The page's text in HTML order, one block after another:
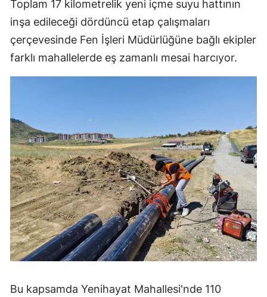
Malatya
Manisa
Kahramanmaraş
Muş
Nevşehir
Niğde
Ordu
Rize
Sakarya
Samsun
Toplam 17 kilometrelik yeni içme suyu hattının
inşa edileceği dördüncü etap çalışmaları
çerçevesinde Fen İşleri Müdürlüğüne bağlı ekipler
farklı mahallelerde eş zamanlı mesai harcıyor.
Bu kapsamda Yenihayat Mahallesi'nde 110